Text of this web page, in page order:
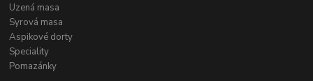
Uzená masa
Syrová masa
Aspikové dorty
Speciality
Pomazánky